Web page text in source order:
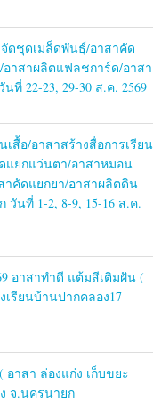
ดชุดเมล็ดพันธุ์/อาสาคัด
อาสาผลิตแฟลชการ์ด/อาสา
22-23, 29-30 ส.ค. 2569
สื้อ/อาสาสร้างสื่อการเรียน
แยกแว่นตา/อาสาหมอน
าคัดแยกยา/อาสาผลิตดิน
วันที่ 1-2, 8-9, 15-16 ส.ค.
อาสาทำดี แต้มสีเติมฝัน (
รียนบ้านปากคลอง17
อาสา ล่องแก่ง เก็บขยะ
จ.นครนายก